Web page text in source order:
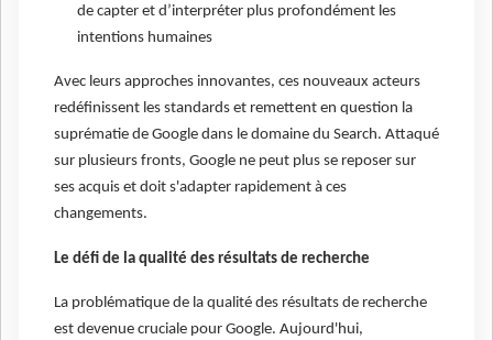
de capter et d’interpréter plus profondément les
intentions humaines
Avec leurs approches innovantes, ces nouveaux acteurs
redéfinissent les standards et remettent en question la
suprématie de Google dans le domaine du Search. Attaqué
sur plusieurs fronts, Google ne peut plus se reposer sur
ses acquis et doit s'adapter rapidement à ces
changements.
Le défi de la qualité des résultats de recherche
La problématique de la qualité des résultats de recherche
est devenue cruciale pour Google. Aujourd'hui,